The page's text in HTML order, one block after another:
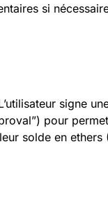
si
signe
pour
solde en ethers